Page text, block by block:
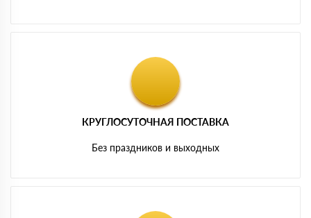
КРУГЛОСУТОЧНАЯ ПОСТАВКА
Без праздников и выходных